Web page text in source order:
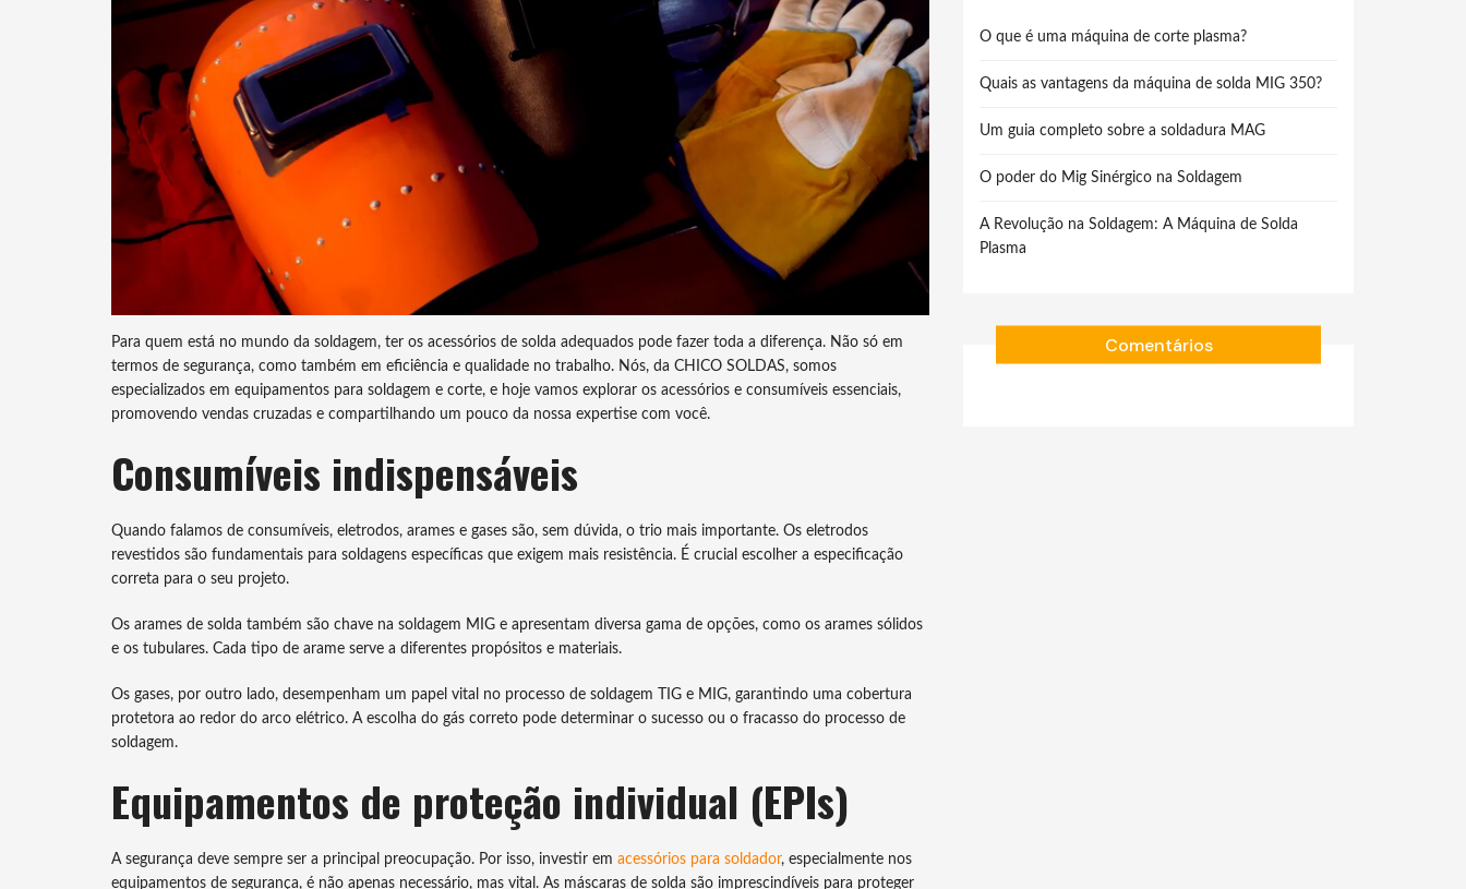
Para quem está no mundo da soldagem, ter os acessórios de solda adequados pode fazer toda a diferença. Não só em
termos de segurança, como também em eficiência e qualidade no trabalho. Nós, da CHICO SOLDAS, somos
especializados em equipamentos para soldagem e corte, e hoje vamos explorar os acessórios e consumíveis essenciais,
promovendo vendas cruzadas e compartilhando um pouco da nossa expertise com você.
Consumíveis indispensáveis
Quando falamos de consumíveis, eletrodos, arames e gases são, sem dúvida, o trio mais importante. Os eletrodos
revestidos são fundamentais para soldagens específicas que exigem mais resistência. É crucial escolher a especificação
correta para o seu projeto.
Os arames de solda também são chave na soldagem MIG e apresentam diversa gama de opções, como os arames sólidos
e os tubulares. Cada tipo de arame serve a diferentes propósitos e materiais.
Os gases, por outro lado, desempenham um papel vital no processo de soldagem TIG e MIG, garantindo uma cobertura
protetora ao redor do arco elétrico. A escolha do gás correto pode determinar o sucesso ou o fracasso do processo de
soldagem.
Equipamentos de proteção individual (EPIs)
A segurança deve sempre ser a principal preocupação. Por isso, investir em acessórios para soldador, especialmente nos
equipamentos de segurança, é não apenas necessário, mas vital. As máscaras de solda são imprescindíveis para proteger
O que é uma máquina de corte plasma?
Quais as vantagens da máquina de solda MIG 350?
Um guia completo sobre a soldadura MAG
O poder do Mig Sinérgico na Soldagem
A Revolução na Soldagem: A Máquina de Solda
Plasma
Comentários